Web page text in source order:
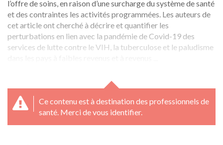
l’offre de soins, en raison d’une surcharge du système de santé
et des contraintes les activités programmées. Les auteurs de
cet article ont cherché à décrire et quantifier les
perturbations en lien avec la pandémie de Covid-19 des
services de lutte contre le VIH, la tuberculose et le paludisme
Ce contenu est à destination des professionnels de
santé. Merci de vous identifier.